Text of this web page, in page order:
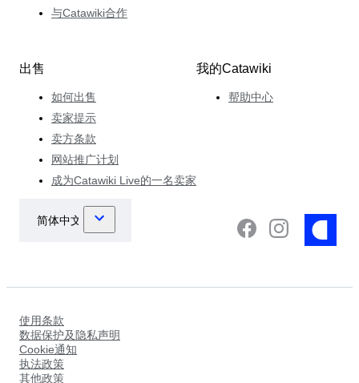
与Catawiki合作
出售
如何出售
卖家提示
卖方条款
网站推广计划
成为Catawiki Live的一名卖家
我的Catawiki
帮助中心
使用条款
数据保护及隐私声明
Cookie通知
执法政策
其他政策